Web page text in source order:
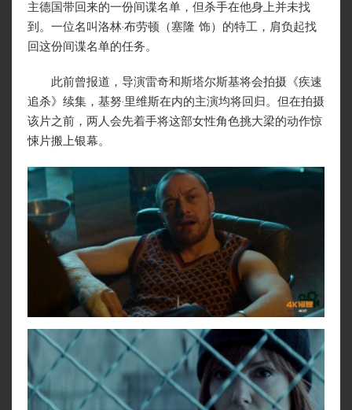
主德国带回来的一份间谍名单，但杀手在他身上并未找
到。一位名叫洛林·布劳顿（塞隆 饰）的特工，肩负起找
回这份间谍名单的任务。
此前曾报道，导演雷奇和斯塔尔斯基将会拍摄《疾速
追杀》续集，基努·里维斯在内的主演均将回归。但在拍摄
该片之前，两人会先着手将这部女性角色挑大梁的动作惊
悚片搬上银幕。